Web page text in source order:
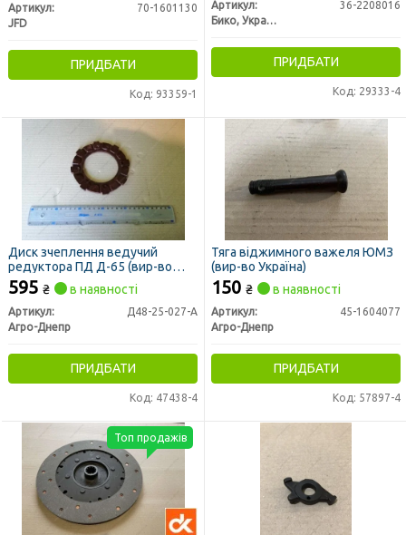
Артикул:
70-1601130
JFD
ПРИДБАТИ
Код: 93359-1
Артикул:
36-2208016
Бико, Украина
ПРИДБАТИ
Код: 29333-4
Диск зчеплення ведучий
редуктора ПД Д-65 (вир-во
Україна)
595 ₴ в наявності
Артикул:
Д48-25-027-А
Агро-Днепр
ПРИДБАТИ
Код: 47438-4
Тяга віджимного важеля ЮМЗ
(вир-во Україна)
150 ₴ в наявності
Артикул:
45-1604077
Агро-Днепр
ПРИДБАТИ
Код: 57897-4
Топ продажів